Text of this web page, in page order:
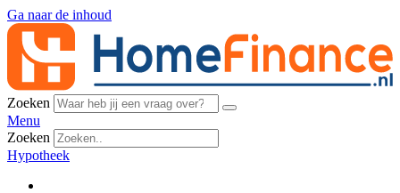
Ga naar de inhoud
Zoeken
Menu
Zoeken
Hypotheek